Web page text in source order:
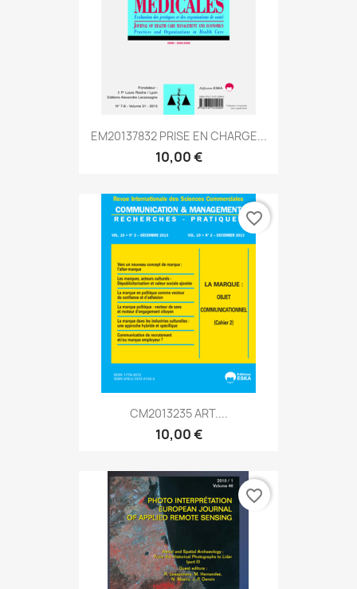
EM20137832 PRISE EN CHARGE...
10,00 €
CM2013235 ART....
10,00 €
favorite_border
favorite_border